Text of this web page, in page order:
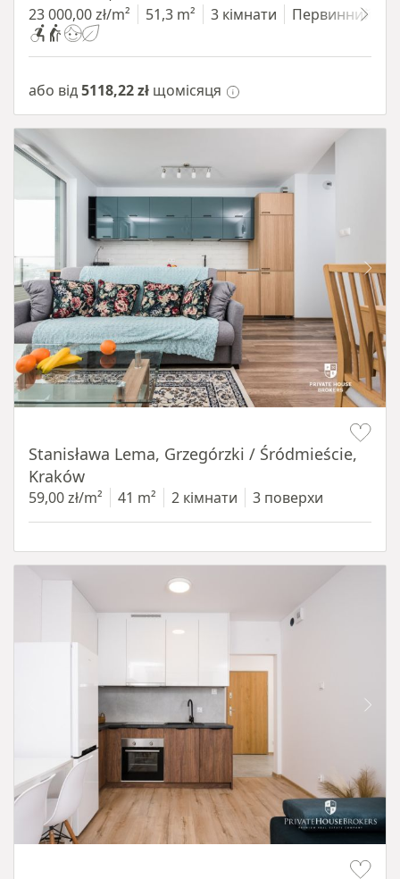
23 000,00 zł/m² 51,3 m² 3 кімнати Первинний
або від5118,22 zł щомісяця
Stanisława Lema, Grzegórzki / Śródmieście,
Kraków
59,00 zł/m² 41 m² 2 кімнати 3 поверхи